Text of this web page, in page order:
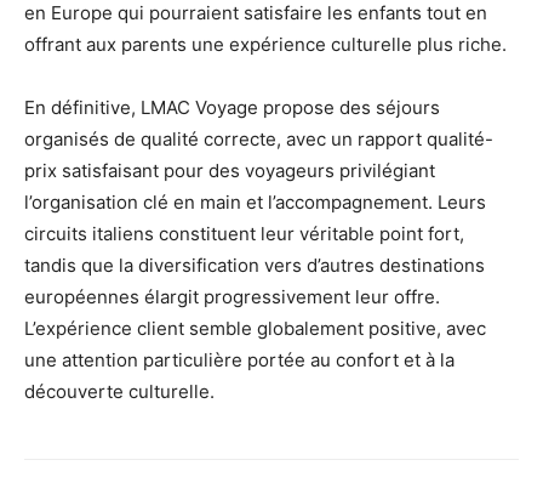
en Europe qui pourraient satisfaire les enfants tout en
offrant aux parents une expérience culturelle plus riche.
En définitive, LMAC Voyage propose des séjours
organisés de qualité correcte, avec un rapport qualité-
prix satisfaisant pour des voyageurs privilégiant
l’organisation clé en main et l’accompagnement. Leurs
circuits italiens constituent leur véritable point fort,
tandis que la diversification vers d’autres destinations
européennes élargit progressivement leur offre.
L’expérience client semble globalement positive, avec
une attention particulière portée au confort et à la
découverte culturelle.